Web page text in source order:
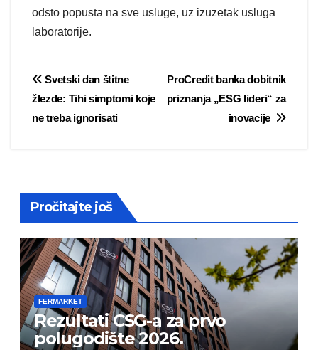
odsto popusta na sve usluge, uz izuzetak usluga
laboratorije.
Post
navigation
ProCredit banka dobitnik
priznanja „ESG lideri“ za
inovacije
Svetski dan štitne
žlezde: Tihi simptomi koje
ne treba ignorisati
Pročitajte još
FERMARKET
Rezultati CSG-a za prvo
polugodište 2026.